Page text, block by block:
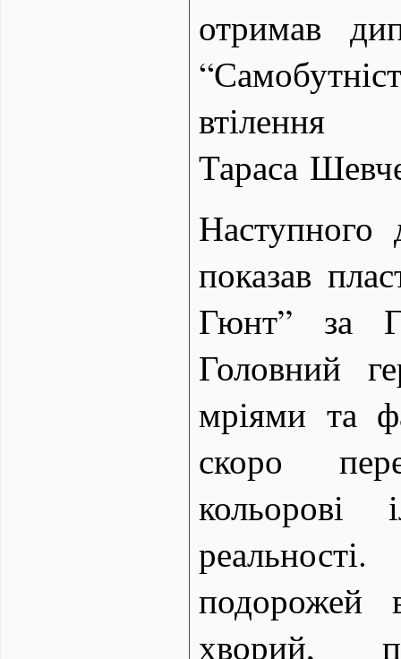
отримав
Тараса
показав
Гюнт” за
Головний
мріями та
скоро
кольорові
подорожей
хворий,